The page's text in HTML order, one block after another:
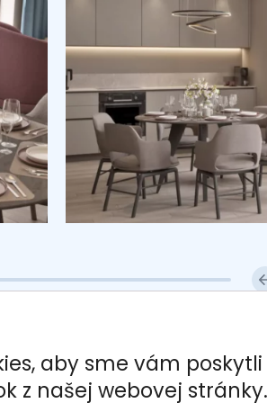
aby sme vám
z našej webovej stránky.